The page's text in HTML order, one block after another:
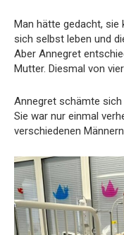
Man hätte gedacht, sie
sich selbst leben und
Aber Annegret
Mutter. Diesmal von
Annegret schämte
Sie war nur einmal
verschiedenen